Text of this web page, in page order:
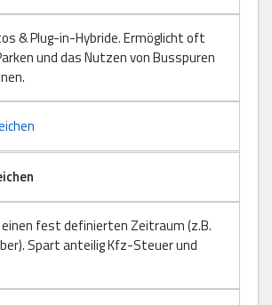
& Plug-in-Hybride. Ermöglicht oft
und das Nutzen von Busspuren
fest definierten Zeitraum (z.B.
Spart anteilig Kfz-Steuer und